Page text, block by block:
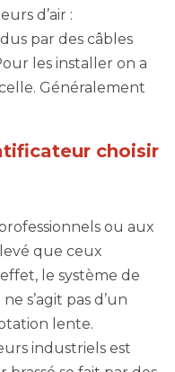
d’air :
par des câbles
les installer on a
Généralement
choisir
ou aux
que ceux
le système de
s’agit pas d’un
lente.
industriels est